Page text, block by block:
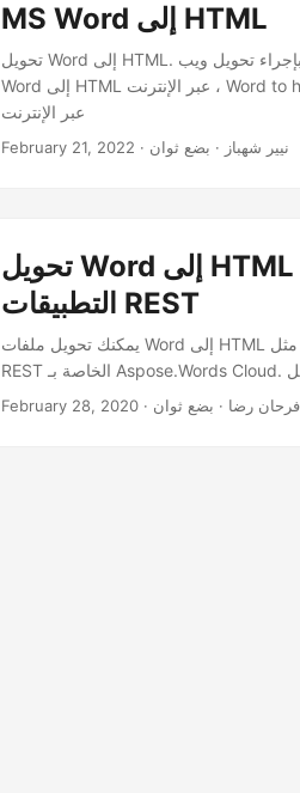
MS Word إلى HTML
تحويل Word إلى HTML. قم بإجراء تحويل ويب Word Python. تطوير DOC إلى HTML ، DOCX إلى HTML ،
Word إلى HTML عبر الإنترنت ، Word to html python ، MS Word to HTML Converter. أداء Word على الإنترنت
عبر الإنترنت
February 21, 2022 · نيير شهباز · بضع ثوان
تحويل Word إلى HTML والعكس باستخدام واجهات برمجة
التطبيقات REST
يمكنك تحويل ملفات Word إلى HTML مثل DOCX إلى HTML أو DOC إلى HTML باستخدام واجهة برمجة تطبيقات
February 28, 2020 · فرحان رضا · بضع ثوان